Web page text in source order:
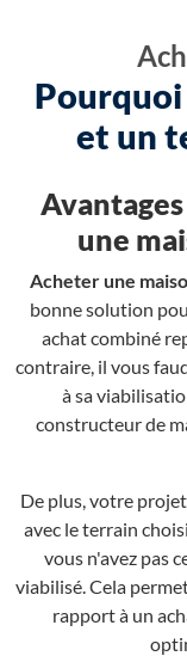
et un
une
Acheter une
bonne solution
achat combiné
contraire, il vous
à sa
constructeur de
De plus, votre
avec le terrain
vous n'avez pas
viabilisé. Cela
rapport à un